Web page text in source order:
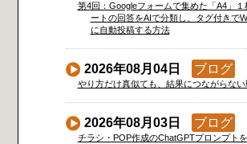
第4回：Googleフォームで集めた「A4」１
ートの回答をAIで分類し、タグ付きで
に自動投稿する方法
2026年08月04日 ブログ
やり方だけ真似ても、結果につながらない
2026年08月03日 ブログ
チラシ・POP作成のChatGPTプロンプト